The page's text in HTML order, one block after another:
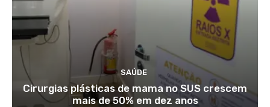
SAÚDE
Cirurgias plásticas de mama no SUS crescem
mais de 50% em dez anos